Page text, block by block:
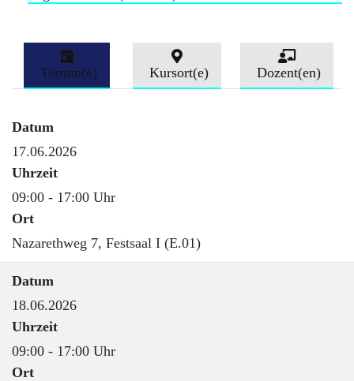
Termin(e) Kursort(e) Dozent(en)
Datum
17.06.2026
Uhrzeit
09:00 - 17:00 Uhr
Ort
Nazarethweg 7, Festsaal I (E.01)
Datum
18.06.2026
Uhrzeit
09:00 - 17:00 Uhr
Ort